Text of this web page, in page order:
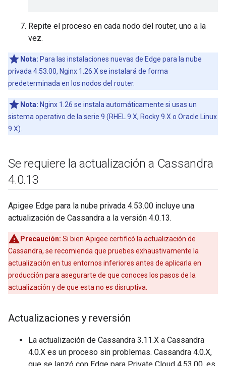
Repite el proceso en cada nodo del router, uno a la
vez.
Nota: Para las instalaciones nuevas de Edge para la nube
privada 4.53.00, Nginx 1.26.X se instalará de forma
predeterminada en los nodos del router.
Nota: Nginx 1.26 se instala automáticamente si usas un
sistema operativo de la serie 9 (RHEL 9.X, Rocky 9.X o Oracle Linux
9.X).
Se requiere la actualización a Cassandra
4.0.13
Apigee Edge para la nube privada 4.53.00 incluye una
actualización de Cassandra a la versión 4.0.13.
Precaución: Si bien Apigee certificó la actualización de
Cassandra, se recomienda que pruebes exhaustivamente la
actualización en tus entornos inferiores antes de aplicarla en
producción para asegurarte de que conoces los pasos de la
actualización y de que esta no es disruptiva.
Actualizaciones y reversión
La actualización de Cassandra 3.11.X a Cassandra
4.0.X es un proceso sin problemas. Cassandra 4.0.X,